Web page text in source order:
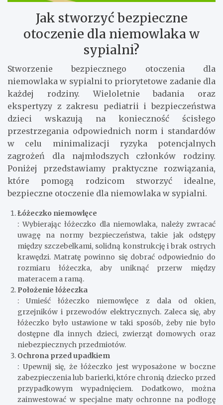
Jak stworzyć bezpieczne
otoczenie dla niemowlaka w
sypialni?
Stworzenie bezpiecznego otoczenia dla
niemowlaka w sypialni to priorytetowe zadanie dla
każdej rodziny. Wieloletnie badania oraz
ekspertyzy z zakresu pediatrii i bezpieczeństwa
dzieci wskazują na konieczność ścisłego
przestrzegania odpowiednich norm i standardów
w celu minimalizacji ryzyka potencjalnych
zagrożeń dla najmłodszych członków rodziny.
Poniżej przedstawiamy praktyczne rozwiązania,
które pomogą rodzicom stworzyć idealne,
bezpieczne otoczenie dla niemowlaka w sypialni.
Łóżeczko niemowlęce
: Wybierając łóżeczko dla niemowlaka, należy zwracać
uwagę na normy bezpieczeństwa, takie jak odstępy
między szczebelkami, solidną konstrukcję i brak ostrych
krawędzi. Matratę powinno się dobrać odpowiednio do
rozmiaru łóżeczka, aby uniknąć przerw między
materacem a ramą.
Położenie łóżeczka
: Umieść łóżeczko niemowlęce z dala od okien,
grzejników i przewodów elektrycznych. Zaleca się, aby
łóżeczko było ustawione w taki sposób, żeby nie było
dostępne dla innych dzieci, zwierząt domowych oraz
niebezpiecznych przedmiotów.
Ochrona przed upadkiem
: Upewnij się, że łóżeczko jest wyposażone w boczne
zabezpieczenia lub barierki, które chronią dziecko przed
przypadkowym wypadnięciem. Dodatkowo, można
zainwestować w specjalne maty ochronne na podłogę